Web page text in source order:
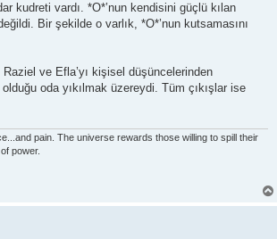
kudreti vardı. *O*’nun kendisini güçlü kılan
Bir şekilde o varlık, *O*’nun kutsamasını
ve Efla’yı kişisel düşüncelerinden
olduğu oda yıkılmak üzereydi. Tüm çıkışlar ise
pain. The universe rewards those willing to spill their
power.